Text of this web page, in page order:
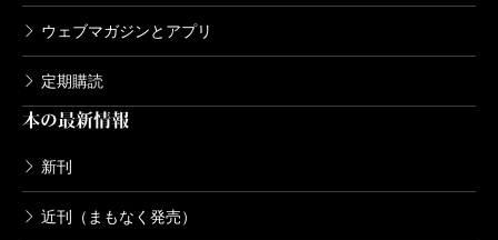
ウェブマガジンとアプリ
定期購読
本の最新情報
新刊
近刊（まもなく発売）